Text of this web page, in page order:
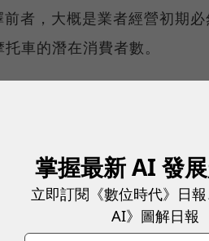
者，大概是業者經營初期必
車的潛在消費者數。
，買過機車的人都知道，維修
，但隨著時間過去，維修成
對你而言，這就會形成很大
維修期間該找什麼東西代步
掌握最新 AI 發展
立即訂閱《數位時代》日
AI》圖解日報